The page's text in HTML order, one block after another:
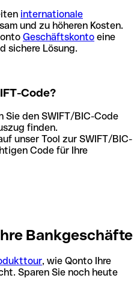
internationale
und zu höheren Kosten.
Geschäftskonto eine
sichere Lösung.
Code?
Sie den SWIFT/BIC-Code
finden.
unser Tool zur SWIFT/BIC-
Code für Ihre
Bankgeschäfte
, wie Qonto Ihre
Sparen Sie noch heute